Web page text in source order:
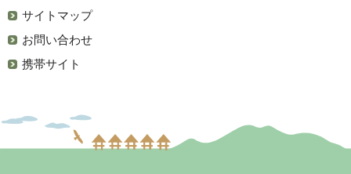
サイトマップ
お問い合わせ
携帯サイト